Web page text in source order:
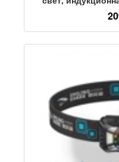
фара,
литиевая батарея,
света, ночная